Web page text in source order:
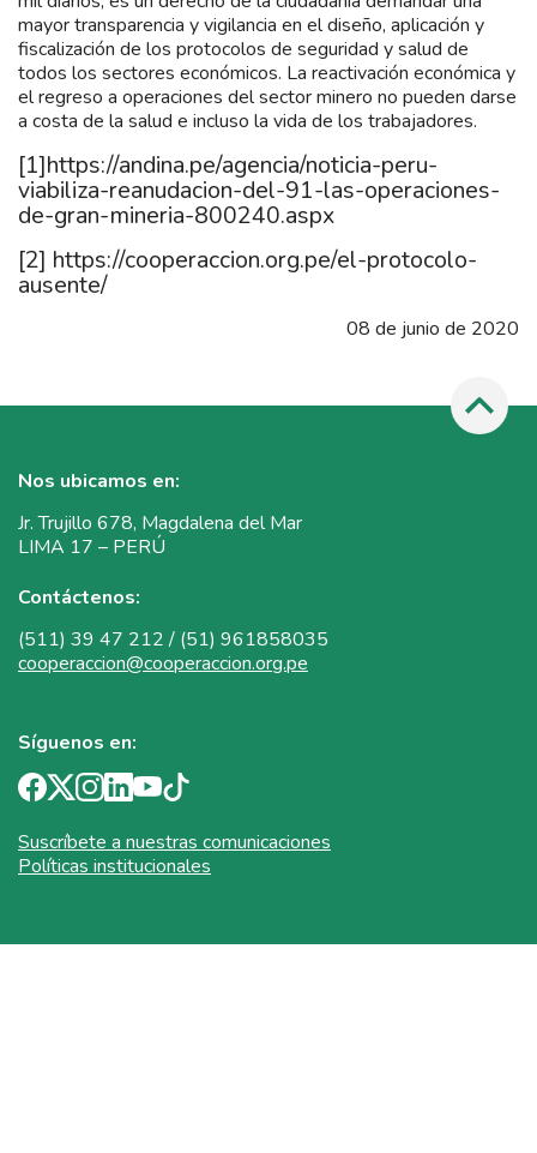
mayor transparencia y vigilancia en el diseño, aplicación y
fiscalización de los protocolos de seguridad y salud de
todos los sectores económicos. La reactivación económica y
el regreso a operaciones del sector minero no pueden darse
a costa de la salud e incluso la vida de los trabajadores.
[1]https://andina.pe/agencia/noticia-peru-
viabiliza-reanudacion-del-91-las-operaciones-
de-gran-mineria-800240.aspx
[2] https://cooperaccion.org.pe/el-protocolo-
ausente/
08 de junio de 2020
Nos ubicamos en:
Jr. Trujillo 678, Magdalena del Mar
LIMA 17 – PERÚ
Contáctenos:
(511) 39 47 212 / (51) 961858035
cooperaccion@cooperaccion.org.pe
Síguenos en:
Suscríbete a nuestras comunicaciones
Políticas institucionales